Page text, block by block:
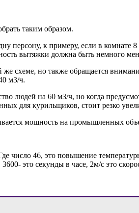
таким образом.
персону, к примеру, если в комнате 8
вытяжки должна быть немного
схеме, но также обращается
м3/ч.
людей на 60 м3/ч, но когда
для курильщиков, стоит резко
мощность на промышленных
число 46, это повышение
это секунды в часе, 2м/с это